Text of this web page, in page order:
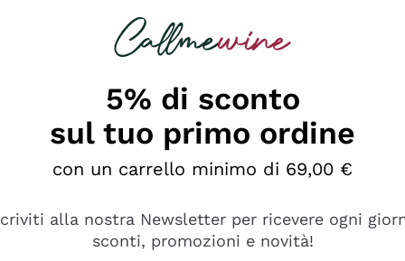
5% di sconto
sul tuo primo ordine
con un carrello minimo di 69,00 €
alla nostra Newsletter per ricevere ogni
sconti, promozioni e novità!